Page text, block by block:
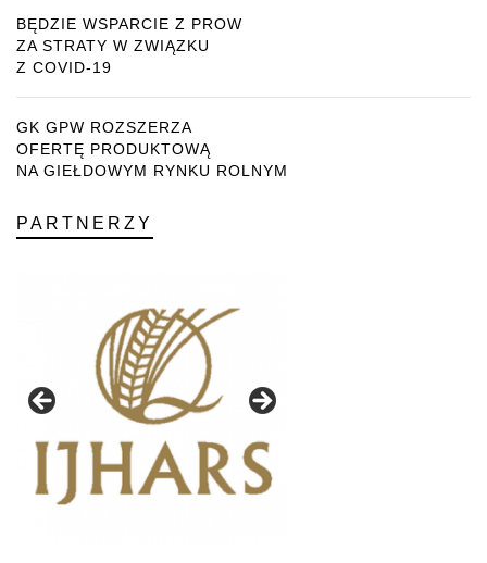
BĘDZIE WSPARCIE Z PROW
ZA STRATY W ZWIĄZKU
Z COVID-19
GK GPW ROZSZERZA
OFERTĘ PRODUKTOWĄ
NA GIEŁDOWYM RYNKU ROLNYM
PARTNERZY